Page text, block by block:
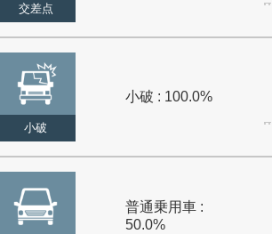
交差点
小破
小破 : 100.0%
普通乗用車 :
50.0%